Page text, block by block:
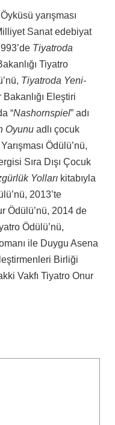
yarışması
Sanat edebiyat
Tiyatroda
Tiyatro
Tiyat­ro­da ­Ye­ni­
Eleştiri
“Nashornspiel” adı
Oyunuadlı çocuk
Ödülü’nü,
Sıra Dışı Çocuk
­Yoll­a­rıkitabıyla
2013’te
Ödülü’nü, 2014 de
Ödülü’nü,
ile Duygu Asena
Birliği
Vakfı Tiyatro Onur